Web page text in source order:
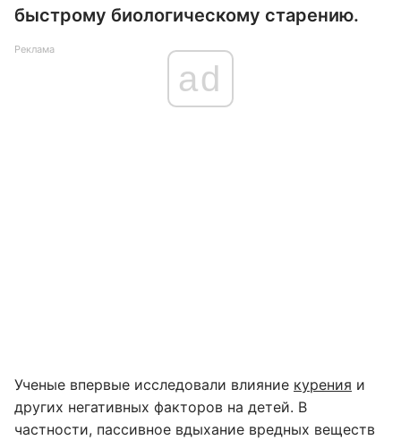
быстрому биологическому старению.
Реклама
ad
Ученые впервые исследовали влияние курения и
других негативных факторов на детей. В
частности, пассивное вдыхание вредных веществ